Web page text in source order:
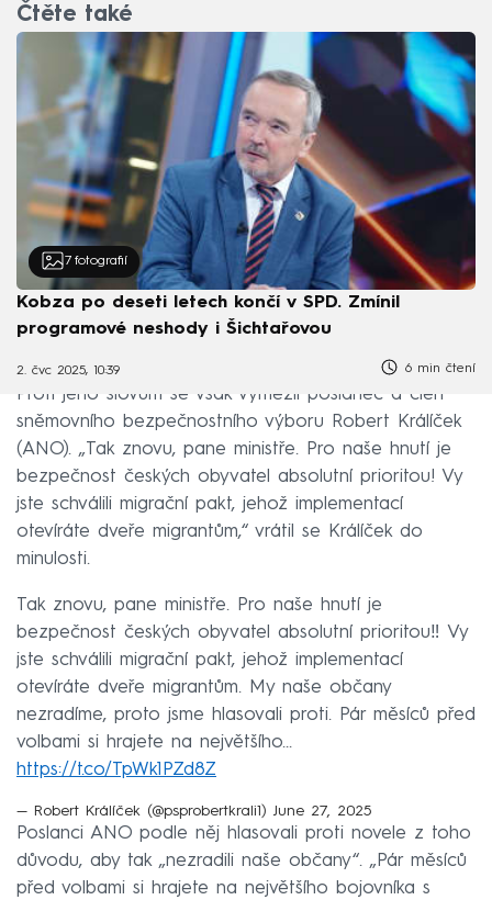
Čtěte také
7 fotografií
Kobza po deseti letech končí v SPD. Zmínil
programové neshody i Šichtařovou
2. čvc 2025, 10:39 6 min čtení
Proti jeho slovům se však vymezil poslanec a člen
sněmovního bezpečnostního výboru Robert Králíček
(ANO). „Tak znovu, pane ministře. Pro naše hnutí je
bezpečnost českých obyvatel absolutní prioritou! Vy
jste schválili migrační pakt, jehož implementací
otevíráte dveře migrantům,“ vrátil se Králíček do
minulosti.
Tak znovu, pane ministře. Pro naše hnutí je
bezpečnost českých obyvatel absolutní prioritou‼️ Vy
jste schválili migrační pakt, jehož implementací
otevíráte dveře migrantům. My naše občany
nezradíme, proto jsme hlasovali proti. Pár měsíců před
volbami si hrajete na největšího…
https://t.co/TpWk1PZd8Z
— Robert Králíček (@psprobertkrali1) June 27, 2025
Poslanci ANO podle něj hlasovali proti novele z toho
důvodu, aby tak „nezradili naše občany“. „Pár měsíců
před volbami si hrajete na největšího bojovníka s